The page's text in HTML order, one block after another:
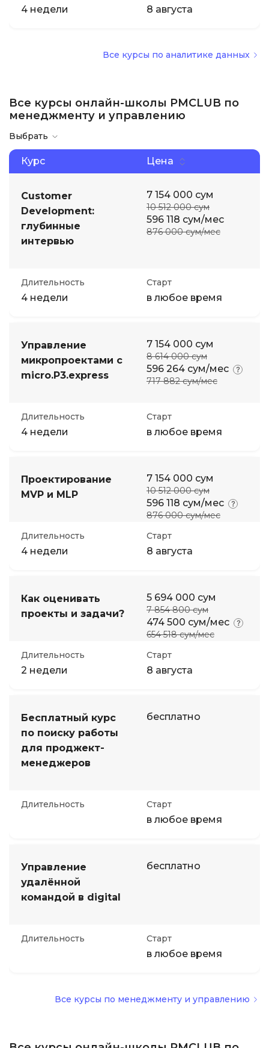
4 недели 8 августа
Все курсы по аналитике данных
Все курсы онлайн-школы PMCLUB по
менеджменту и управлению
Выбрать
Курс Цена
Customer
Development:
глубинные
интервью
7 154 000 сум
10 512 000 сум
596 118 сум/мес
876 000 сум/мес
Длительность
4 недели
Старт
в любое время
Управление
микропроектами с
micro.P3.express
7 154 000 сум
8 614 000 сум
596 264 сум/мес
717 882 сум/мес
Длительность
4 недели
Старт
в любое время
Проектирование
MVP и MLP
7 154 000 сум
10 512 000 сум
596 118 сум/мес
876 000 сум/мес
Длительность
4 недели
Старт
8 августа
Как оценивать
проекты и задачи?
5 694 000 сум
7 854 800 сум
474 500 сум/мес
654 518 сум/мес
Длительность
2 недели
Старт
8 августа
Бесплатный курс
по поиску работы
для проджект-
менеджеров
бесплатно
Длительность Старт
в любое время
Управление
удалённой
командой в digital
бесплатно
Длительность Старт
в любое время
Все курсы по менеджменту и управлению